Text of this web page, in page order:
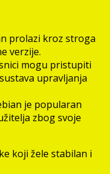
prolazi kroz stroga
verzije.
mogu pristupiti
upravljanja
je popularan
zbog svoje
koji žele stabilan i